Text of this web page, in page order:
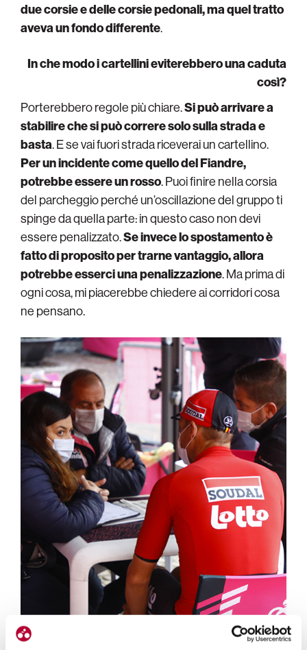
due corsie e delle corsie pedonali, ma quel tratto
aveva un fondo differente.
In che modo i cartellini eviterebbero una caduta
così?
Porterebbero regole più chiare.Si può arrivare a
stabilire che si può correresolosulla strada e
basta. E se vai fuori strada riceverai un cartellino.
Per un incidente come quello del Fiandre,
potrebbe essere un rosso. Puoi finire nella corsia
del parcheggio perché un’oscillazione del gruppo ti
spinge da quella parte: in questo caso non devi
essere penalizzato.Se invece lo spostamento è
fatto di proposito per trarne vantaggio, allora
potrebbe esserci una penalizzazione. Ma prima di
ogni cosa, mi piacerebbe chiedere ai corridori cosa
ne pensano.